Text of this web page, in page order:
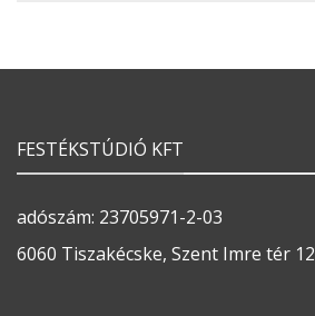
FESTÉKSTÚDIÓ KFT
adószám: 23705971-2-03
6060 Tiszakécske, Szent Imre tér 12